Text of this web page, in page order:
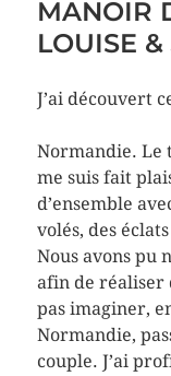
MANOIR
LOUISE
J’ai découvert
Normandie. Le
me suis fait
d’ensemble
volés, des
Nous avons pu
afin de réaliser
pas imaginer,
Normandie,
couple. J’ai